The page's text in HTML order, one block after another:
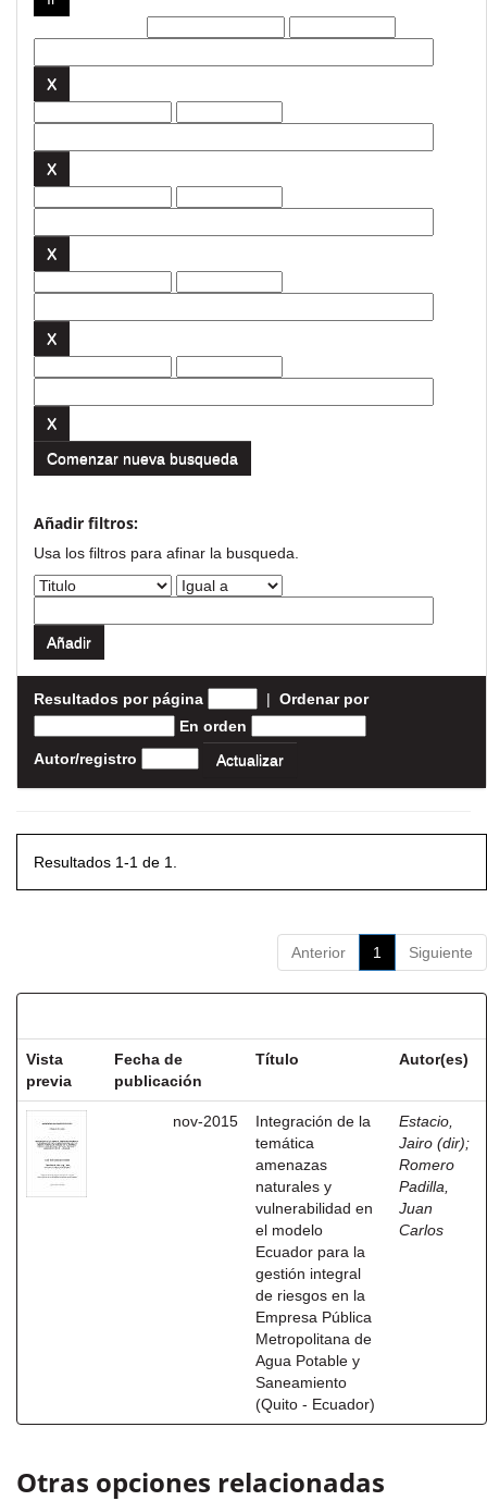
Comenzar nueva busqueda
Añadir filtros:
Usa los filtros para afinar la busqueda.
Resultados por página | Ordenar por
En orden
Autor/registro
Resultados 1-1 de 1.
Anterior 1 Siguiente
Vista
previa
Fecha de
publicación
Título Autor(es)
nov-2015
Integración de la
temática
amenazas
naturales y
vulnerabilidad en
el modelo
Ecuador para la
gestión integral
de riesgos en la
Empresa Pública
Metropolitana de
Agua Potable y
Saneamiento
(Quito - Ecuador)
Estacio,
Jairo (dir);
Romero
Padilla,
Juan
Carlos
Otras opciones relacionadas